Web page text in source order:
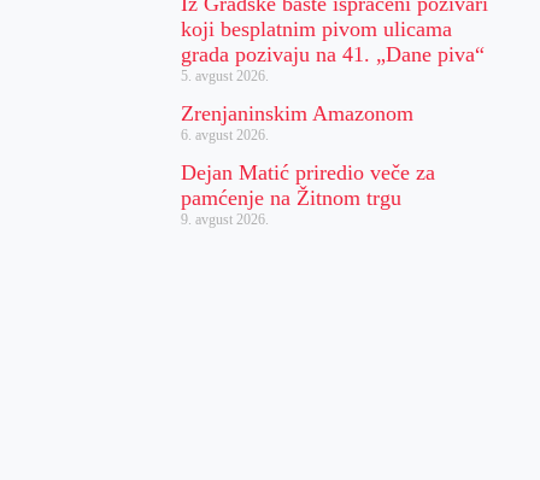
koji besplatnim pivom ulicama
grada pozivaju na 41. „Dane piva“
5. avgust 2026.
Zrenjaninskim Amazonom
6. avgust 2026.
Dejan Matić priredio veče za
pamćenje na Žitnom trgu
9. avgust 2026.